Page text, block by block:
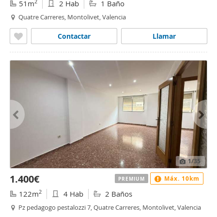
51m 2 Hab 1 Baño
Quatre Carreres, Montolivet, Valencia
Llamar
Contactar
1/35
1.400€
122m2 4 Hab 2 Baños
Pz pedagogo pestalozzi 7, Quatre Carreres, Montolivet, Valencia
PREMIUM Máx. 10km